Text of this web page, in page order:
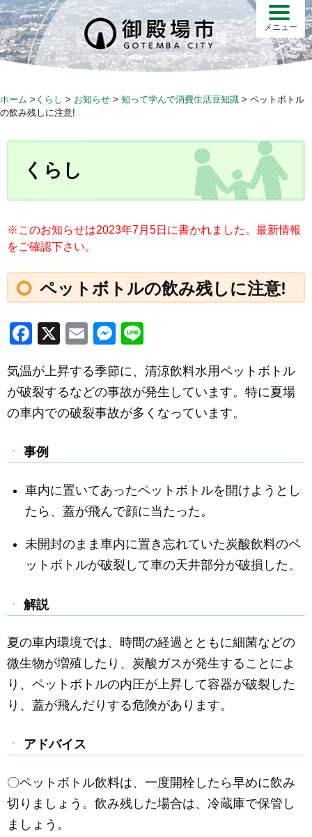
S
k
i
p
c
メニュー
ホーム > くらし > お知らせ > 知って学んで消費生活豆知識 > ペットボトル
の飲み残しに注意!
くらし
※このお知らせは2023年7月5日に書かれました。最新情報
をご確認下さい。
ペットボトルの飲み残しに注意!
F
c
e
b
o
o
k
X
E
ail
M
ss
e
n
er
e
気温が上昇する季節に、清涼飲料水用ペットボトル
が破裂するなどの事故が発生しています。特に夏場
の車内での破裂事故が多くなっています。
事例
車内に置いてあったペットボトルを開けようとし
たら、蓋が飛んで顔に当たった。
未開封のまま車内に置き忘れていた炭酸飲料のペ
ットボトルが破裂して車の天井部分が破損した。
解説
夏の車内環境では、時間の経過とともに細菌などの
微生物が増殖したり、炭酸ガスが発生することによ
り、ペットボトルの内圧が上昇して容器が破裂した
り、蓋が飛んだりする危険があります。
アドバイス
〇ペットボトル飲料は、一度開栓したら早めに飲み
切りましょう。飲み残した場合は、冷蔵庫で保管し
ましょう。